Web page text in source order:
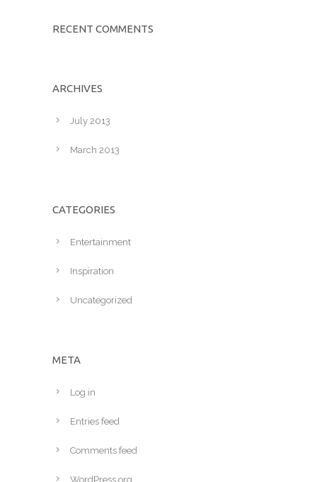
RECENT COMMENTS
ARCHIVES
July 2013
March 2013
CATEGORIES
Entertainment
Inspiration
Uncategorized
META
Log in
Entries feed
Comments feed
WordPress.org